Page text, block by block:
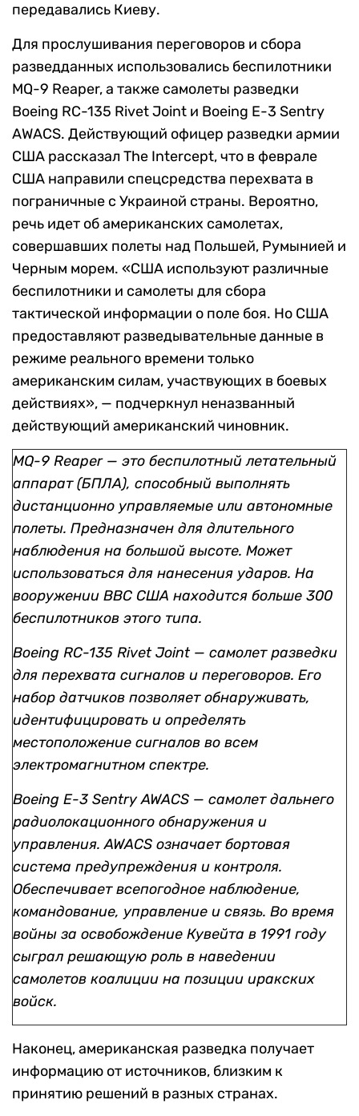
передавались Киеву.
Для прослушивания переговоров и сбора
разведданных использовались беспилотники
MQ-9 Reaper, а также самолеты разведки
Boeing RC-135 Rivet Joint и Boeing E-3 Sentry
AWACS. Действующий офицер разведки армии
США рассказал The Intercept, что в феврале
США направили спецсредства перехвата в
пограничные с Украиной страны. Вероятно,
речь идет об американских самолетах,
совершавших полеты над Польшей, Румынией и
Черным морем. «США используют различные
беспилотники и самолеты для сбора
тактической информации о поле боя. Но США
предоставляют разведывательные данные в
режиме реального времени только
американским силам, участвующих в боевых
действиях», — подчеркнул неназванный
действующий американский чиновник.
MQ-9 Reaper — это беспилотный летательный
аппарат (БПЛА), способный выполнять
дистанционно управляемые или автономные
полеты. Предназначен для длительного
наблюдения на большой высоте. Может
использоваться для нанесения ударов. На
вооружении ВВС США находится больше 300
беспилотников этого типа.
Boeing RC-135 Rivet Joint — самолет разведки
для перехвата сигналов и переговоров. Его
набор датчиков позволяет обнаруживать,
идентифицировать и определять
местоположение сигналов во всем
электромагнитном спектре.
Boeing E-3 Sentry AWACS — самолет дальнего
радиолокационного обнаружения и
управления. AWACS означает бортовая
система предупреждения и контроля.
Обеспечивает всепогодное наблюдение,
командование, управление и связь. Во время
войны за освобождение Кувейта в 1991 году
сыграл решающую роль в наведении
самолетов коалиции на позиции иракских
войск.
Наконец, американская разведка получает
информацию от источников, близким к
принятию решений в разных странах.